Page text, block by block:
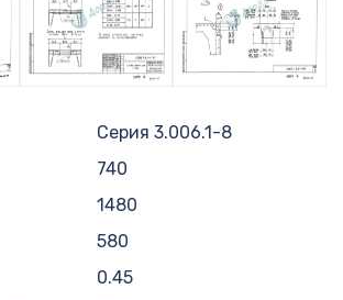
Серия 3.006.1-8
740
1480
580
0.45